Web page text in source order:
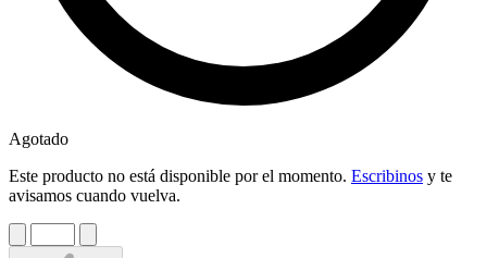
Agotado
Este producto no está disponible por el momento. Escribinos y te
avisamos cuando vuelva.